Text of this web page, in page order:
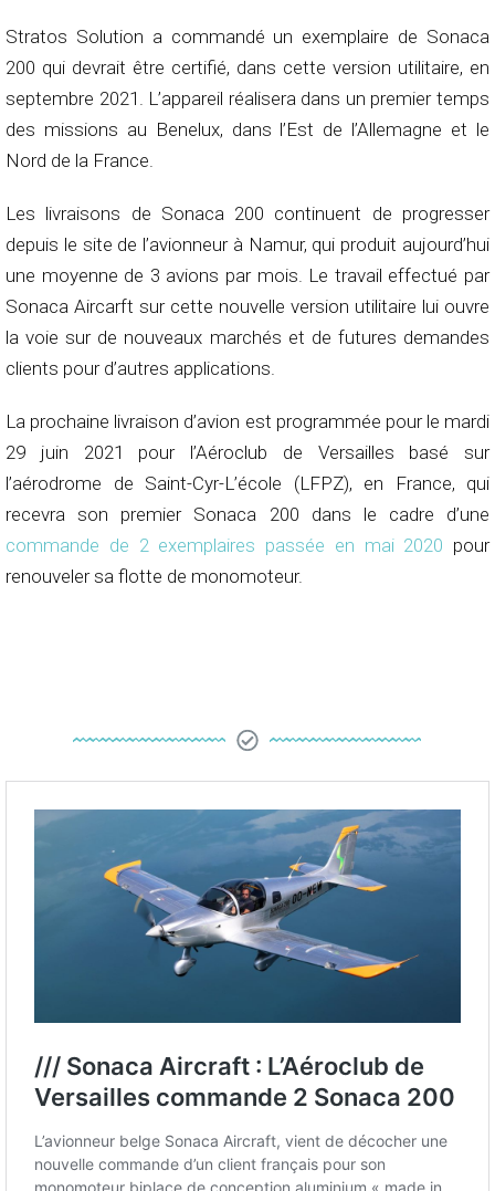
Stratos Solution a commandé un exemplaire de Sonaca
200 qui devrait être certifié, dans cette version utilitaire, en
septembre 2021. L’appareil réalisera dans un premier temps
des missions au Benelux, dans l’Est de l’Allemagne et le
Nord de la France.
Les livraisons de Sonaca 200 continuent de progresser
depuis le site de l’avionneur à Namur, qui produit aujourd’hui
une moyenne de 3 avions par mois. Le travail effectué par
Sonaca Aircarft sur cette nouvelle version utilitaire lui ouvre
la voie sur de nouveaux marchés et de futures demandes
clients pour d’autres applications.
La prochaine livraison d’avion est programmée pour le mardi
29 juin 2021 pour l’Aéroclub de Versailles basé sur
l’aérodrome de Saint-Cyr-L’école (LFPZ), en France, qui
recevra son premier Sonaca 200 dans le cadre d’une
commande de 2 exemplaires passée en mai 2020 pour
renouveler sa flotte de monomoteur.